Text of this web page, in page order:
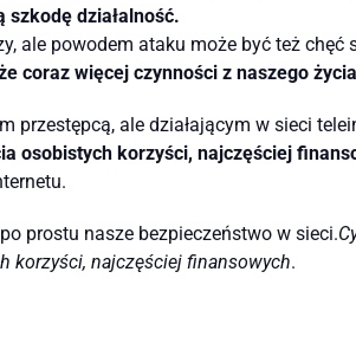
działalność.
ale powodem ataku może być też chęć
coraz więcej czynności z naszego
przestępcą, ale działającym w sieci
osobistych korzyści, najczęściej
prostu nasze bezpieczeństwo w sieci.
korzyści, najczęściej finansowych.